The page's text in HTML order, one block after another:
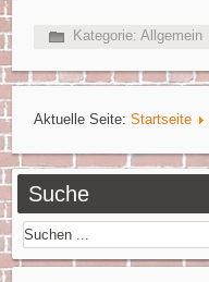
Kategorie:Allgemein
Aktuelle Seite:Startseite
Suche